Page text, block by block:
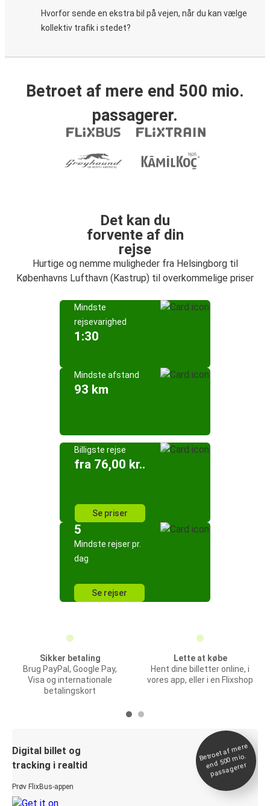
Hvorfor sende en ekstra bil på vejen, når du kan vælge
kollektiv trafik i stedet?
Betroet af mere end 500 mio.
passagerer.
Det kan du
forvente af din
rejse
Hurtige og nemme muligheder fra Helsingborg til
Københavns Lufthavn (Kastrup) til overkommelige priser
Mindste
rejsevarighed
1:30
Mindste afstand
93 km
Billigste rejse
fra 76,00 kr..
Se priser
5
Mindste rejser pr.
dag
Se rejser
Sikker betaling
Brug PayPal, Google Pay,
Visa og internationale
betalingskort
Lette at købe
Hent dine billetter online, i
vores app, eller i en Flixshop
Digital billet og
tracking i realtid
Prøv FlixBus-appen
Betroet af
mere
end 500
mio.
passagerer